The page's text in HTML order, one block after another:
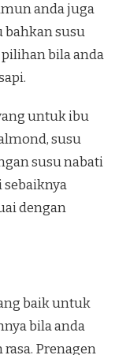
anda juga
bahkan susu
bila anda
untuk ibu
susu
susu nabati
sebaiknya
dengan
baik untuk
bila anda
Prenagen